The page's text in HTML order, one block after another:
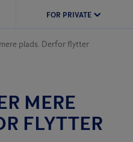
FOR PRIVATE
plads. Derfor flytter
MERE
FLYTTER